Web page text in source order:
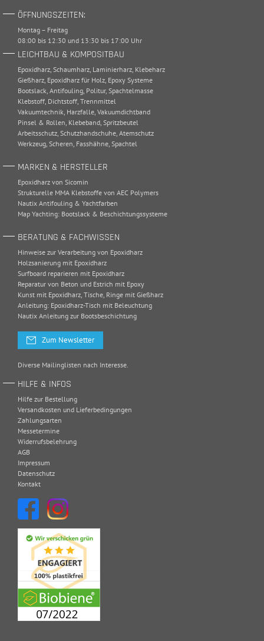
ÖFFNUNGSZEITEN:
Montag – Freitag
08:00 bis 12:30 und 13:30 bis 17:00 Uhr
LEICHTBAU & KOMPOSITBAU
Epoxidharz Schaumharz Laminierharz Klebeharz
Gießharz Epoxidharz für Holz Epoxy Systeme
Bootslack Antifouling Politur, Spachtelmasse
Klebstoff Dichtstoff Trennmittel
Vakuumtechnik Harzfalle Vakuumdichtband
Pinsel & Rollen Klebeband Spritzbeutel
Arbeitsschutz Schutzhandschuhe Atemschutz
Werkzeug Scheren Fasshähne Spachtel
MARKEN & HERSTELLER
Epoxidharz von Sicomin
Strukturelle MMA Klebstoffe von AEC Polymers
Nautix Antifouling & Yachtfarben
Map Yachting: Bootslack & Beschichtungssysteme
BERATUNG & FACHWISSEN
Hinweise zur Verarbeitung von Epoxidharz
Holzsanierung mit Epoxidharz
Surfboard reparieren mit Epoxidharz
Reparatur von Beton und Estrich mit Epoxy
Kunst mit Epoxidharz, Tische, Ringe mit Gießharz
Anleitung: Epoxidharz-Tisch mit Beleuchtung
Nautix Anleitung zur Bootsbeschichtung
Zum Newsletter
Diverse Mailinglisten nach Interesse.
HILFE & INFOS
Hilfe zur Bestellung
Versandkosten und Lieferbedingungen
Zahlungsarten
Messetermine
Widerrufsbelehrung
AGB
Impressum
Datenschutz
Kontakt